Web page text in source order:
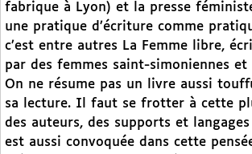
fabrique à Lyon) et la presse
une pratique d’écriture comme
c’est entre autres La Femme libre,
par des femmes saint-simoniennes
On ne résume pas un livre aussi
sa lecture. Il faut se frotter à cette
des auteurs, des supports et
est aussi convoquée dans cette